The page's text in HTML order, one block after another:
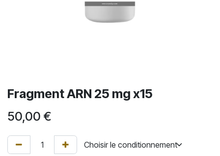
Fragment ARN 25 mg x15
50,00 €